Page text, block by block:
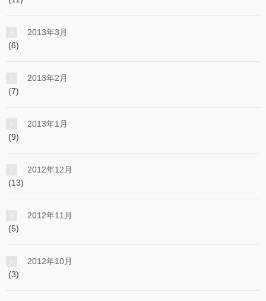
2013年3月
(6)
2013年2月
(7)
2013年1月
(9)
2012年12月
(13)
2012年11月
(5)
2012年10月
(3)